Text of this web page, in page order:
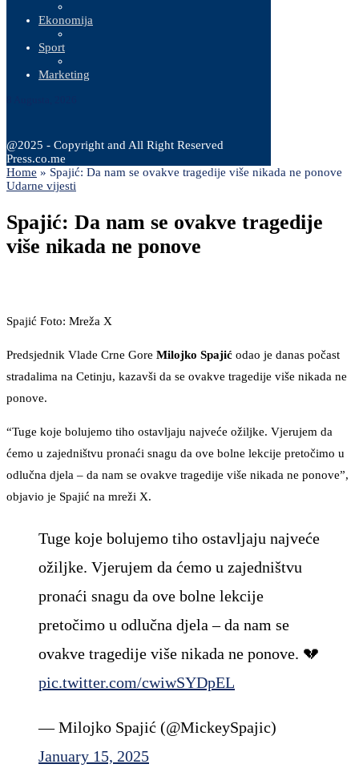
Ekonomija
Sport
Marketing
@2025 - Copyright and All Right Reserved
Press.co.me
Home » Spajić: Da nam se ovakve tragedije više nikada ne ponove
Udarne vijesti
Spajić: Da nam se ovakve tragedije
više nikada ne ponove
Spajić Foto: Mreža X
Predsjednik Vlade Crne Gore Milojko Spajić odao je danas počast
stradalima na Cetinju, kazavši da se ovakve tragedije više nikada ne
ponove.
“Tuge koje bolujemo tiho ostavljaju najveće ožiljke. Vjerujem da
ćemo u zajedništvu pronaći snagu da ove bolne lekcije pretočimo u
odlučna djela – da nam se ovakve tragedije više nikada ne ponove”,
objavio je Spajić na mreži X.
Tuge koje bolujemo tiho ostavljaju najveće
ožiljke. Vjerujem da ćemo u zajedništvu
pronaći snagu da ove bolne lekcije
pretočimo u odlučna djela – da nam se
ovakve tragedije više nikada ne ponove. 💔
pic.twitter.com/cwiwSYDpEL
— Milojko Spajić (@MickeySpajic)
January 15, 2025